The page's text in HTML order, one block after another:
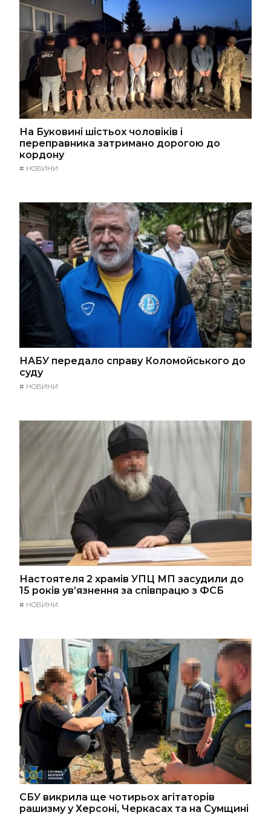
На Буковині шістьох чоловіків і
переправника затримано дорогою до
кордону
# НОВИНИ
НАБУ передало справу Коломойського до
суду
# НОВИНИ
Настоятеля 2 храмів УПЦ МП засудили до
15 років ув’язнення за співпрацю з ФСБ
# НОВИНИ
СБУ викрила ще чотирьох агітаторів
рашизму у Херсоні, Черкасах та на Сумщині